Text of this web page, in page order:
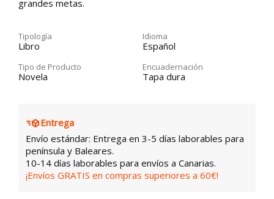
grandes metas.
Tipología
Libro
Idioma
Español
Tipo de Producto
Novela
Encuadernación
Tapa dura
Entrega
Envío estándar: Entrega en 3-5 días laborables para
península y Baleares.
10-14 días laborables para envíos a Canarias.
¡Envíos GRATIS en compras superiores a 60€!